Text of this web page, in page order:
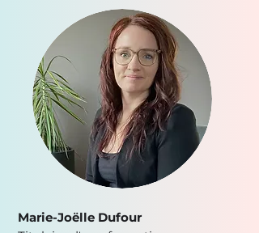
Marie-Joëlle Dufour